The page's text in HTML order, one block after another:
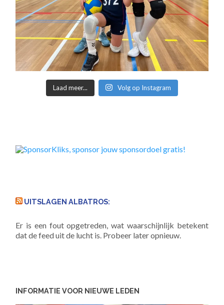
Laad meer... Volg op Instagram
UITSLAGEN ALBATROS:
Er is een fout opgetreden, wat waarschijnlijk betekent
dat de feed uit de lucht is. Probeer later opnieuw.
INFORMATIE VOOR NIEUWE LEDEN